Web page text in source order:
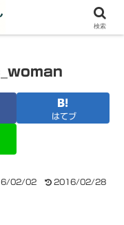
録
はてブ
02/02 2016/02/28
検索